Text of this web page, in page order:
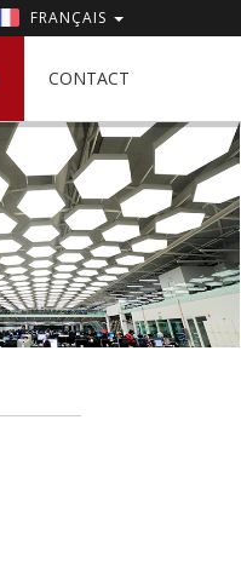
FRANÇAIS
CONTACT